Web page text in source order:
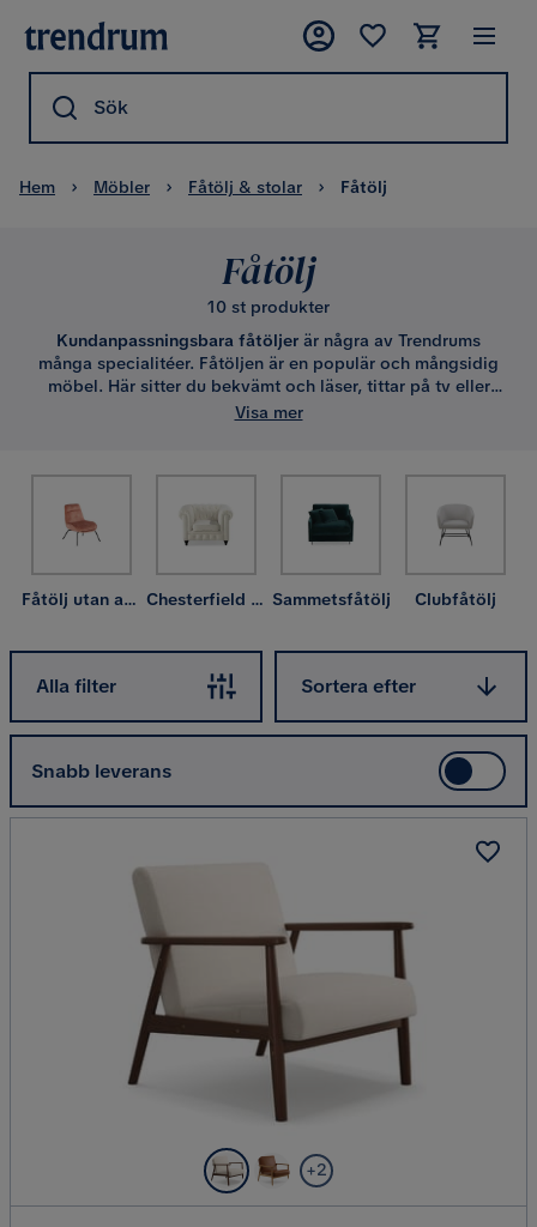
Sök
Hem Möbler Fåtölj & stolar Fåtölj
Fåtölj
10 st produkter
Kundanpassningsbara fåtöljer är några av Trendrums
många specialitéer. Fåtöljen är en populär och mångsidig
möbel. Här sitter du bekvämt och läser, tittar på tv eller
umgås. Den användas flitigt för sig själv eller i grupp
hög kvalitet i både klassiska och moderna varianter. I två
separata underkategorier ingår även
och
fotpallar
. Utspridda över flera underkategorier påträffas
snurrfåtöljer
, flera olika modeller avöronlappsfåtölj
samt
ett mindre utbud avliggfåtöljerochvilfåtöljer.
Visa mer
Fåtölj utan armstöd Chesterfield fåtölj Sammetsfåtölj Clubfåtölj
Alla filter
Sortera efter
Snabb leverans
+2